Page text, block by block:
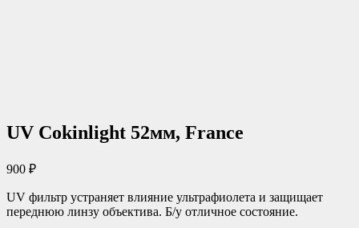
UV Cokinlight 52мм, France
900 ₽
UV фильтр устраняет влияние ультрафиолета и защищает
переднюю линзу объектива. Б/у отличное состояние.